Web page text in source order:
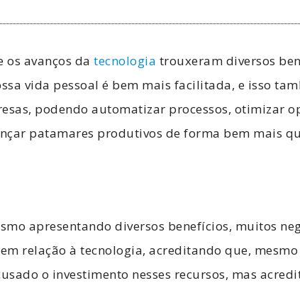
os avanços datecnologia trouxeram diversos
vida pessoal é bem mais facilitada, e isso
podendo automatizar processos, otimizar
patamares produtivos de forma bem mais
apresentando diversos benefícios, muitos
relação à tecnologia, acreditando que,
o investimento nesses recursos, mas